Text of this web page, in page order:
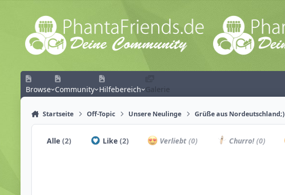
Zum Inhalt springen
Browse Community Hilfebereich Galerie
Startseite Off-Topic Unsere Neulinge Grüße aus Nordeutschland;)
Alle(2) Like (2) Verliebt(0) Churro!(0)